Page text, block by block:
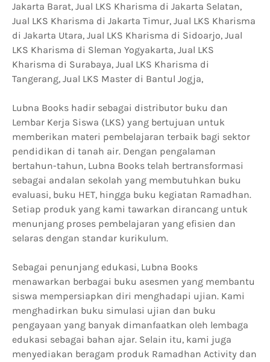
Jakarta Barat, Jual LKS Kharisma di Jakarta Selatan,
Jual LKS Kharisma di Jakarta Timur, Jual LKS Kharisma
di Jakarta Utara, Jual LKS Kharisma di Sidoarjo, Jual
LKS Kharisma di Sleman Yogyakarta, Jual LKS
Kharisma di Surabaya, Jual LKS Kharisma di
Tangerang, Jual LKS Master di Bantul Jogja,
Lubna Books hadir sebagai distributor buku dan
Lembar Kerja Siswa (LKS) yang bertujuan untuk
memberikan materi pembelajaran terbaik bagi sektor
pendidikan di tanah air. Dengan pengalaman
bertahun-tahun, Lubna Books telah bertransformasi
sebagai andalan sekolah yang membutuhkan buku
evaluasi, buku HET, hingga buku kegiatan Ramadhan.
Setiap produk yang kami tawarkan dirancang untuk
menunjang proses pembelajaran yang efisien dan
selaras dengan standar kurikulum.
Sebagai penunjang edukasi, Lubna Books
menawarkan berbagai buku asesmen yang membantu
siswa mempersiapkan diri menghadapi ujian. Kami
menghadirkan buku simulasi ujian dan buku
pengayaan yang banyak dimanfaatkan oleh lembaga
edukasi sebagai bahan ajar. Selain itu, kami juga
menyediakan beragam produk Ramadhan Activity dan